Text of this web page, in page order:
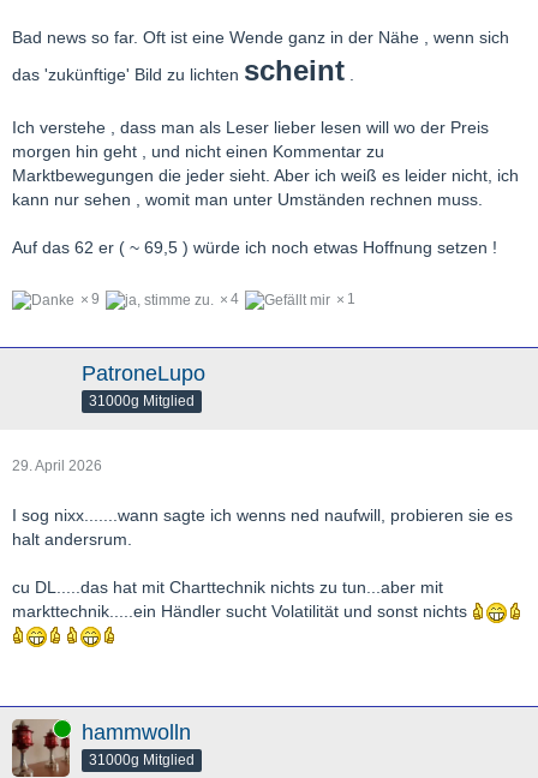
Bad news so far. Oft ist eine Wende ganz in der Nähe , wenn sich
das 'zukünftige' Bild zu lichten scheint .
Ich verstehe , dass man als Leser lieber lesen will wo der Preis
morgen hin geht , und nicht einen Kommentar zu
Marktbewegungen die jeder sieht. Aber ich weiß es leider nicht, ich
kann nur sehen , womit man unter Umständen rechnen muss.
Auf das 62 er ( ~ 69,5 ) würde ich noch etwas Hoffnung setzen !
9 4 1
PatroneLupo
31000g Mitglied
29. April 2026
I sog nixx.......wann sagte ich wenns ned naufwill, probieren sie es
halt andersrum.
cu DL.....das hat mit Charttechnik nichts zu tun...aber mit
markttechnik.....ein Händler sucht Volatilität und sonst nichts
Online hammwolln
31000g Mitglied